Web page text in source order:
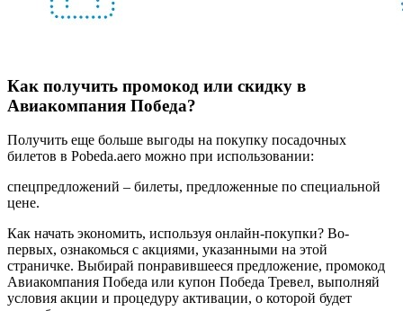
Как получить промокод или скидку в
Авиакомпания Победа?
Получить еще больше выгоды на покупку посадочных
билетов в Pobeda.aero можно при использовании:
спецпредложений – билеты, предложенные по специальной
цене.
Как начать экономить, используя онлайн-покупки? Во-
первых, ознакомься с акциями, указанными на этой
страничке. Выбирай понравившееся предложение, промокод
Авиакомпания Победа или купон Победа Тревел, выполняй
условия акции и процедуру активации, о которой будет